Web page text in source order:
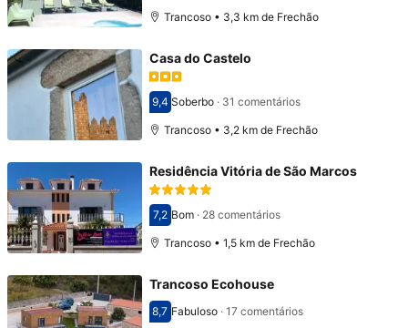
Trancoso • 3,3 km de Frechão
Casa do Castelo
Pontuado com 9,4
9,4 Soberbo· 31 comentários
Trancoso • 3,2 km de Frechão
Residência Vitória de São Marcos
Pontuado com 7,2
7,2 Bom· 28 comentários
Trancoso • 1,5 km de Frechão
Trancoso Ecohouse
Pontuado com 8,7
8,7 Fabuloso· 17 comentários